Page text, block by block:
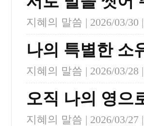
지혜의 말씀 | 2026/03/30
나의 특별한 소
지혜의 말씀 | 2026/03/28
오직 나의 영으
지혜의 말씀 | 2026/03/27